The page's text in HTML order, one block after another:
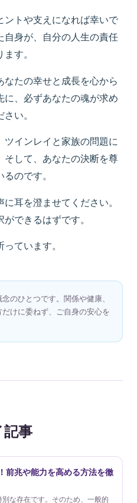
ントや支えになれば幸いで
自身が、自分の人生の責任
す。
なたの幸せと成長を心から
に、必ずあなたの魂が求め
い。
ツインレイと家族の問題に
そして、あなたの決断を尊
のです。
耳を澄ませてください。
できるはずです。
ています。
のひとつです。関係や健康、
けに委ねず、ご自身の安心を
記事
前兆や能力を高める方法を徹
な存在です。そのため、一般的